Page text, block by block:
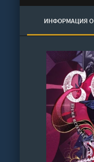
ИНФОРМАЦИЯ О
АУДИОКНИГЕ